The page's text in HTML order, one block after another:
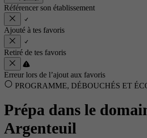
Référencer son établissement
Ajouté à tes favoris
Retiré de tes favoris
Erreur lors de l’ajout aux favoris
PROGRAMME, DÉBOUCHÉS ET
Prépa dans le
Argenteuil